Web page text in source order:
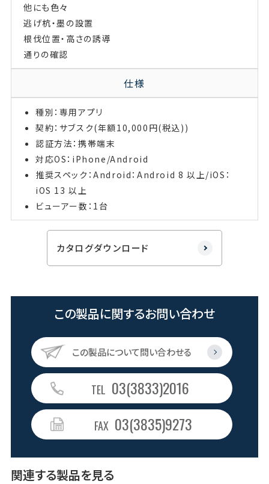
他にも色々
逃げ杭・墨の設置
根伐位置・高さの誘導
通りの確認
仕様
種別：専用アプリ
契約：サブスク(年額10,000円(税込))
認証方法：携帯端末
対応OS：iPhone/Android
推奨スペック：Android：Android 8 以上/iOS：
iOS 13 以上
ビューアー数：1台
カタログダウンロード
この製品に関するお問い合わせ
この製品について問い合わせる
TEL 03(3833)2016
FAX 03(3835)9273
関連する製品を見る